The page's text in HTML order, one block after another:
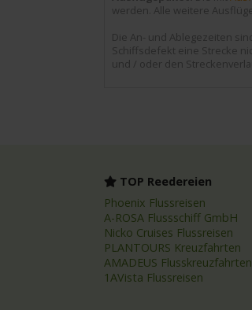
werden. Alle weitere
Die An- und Ablegezeiten
Schiffsdefekt eine Strecke
und / oder den
TOP Reedereien
Phoenix Flussreisen
A-ROSA Flussschiff GmbH
Nicko Cruises Flussreisen
PLANTOURS Kreuzfahrten
AMADEUS Flusskreuzfahrten
1AVista Flussreisen